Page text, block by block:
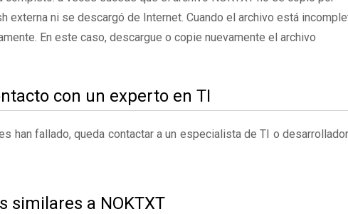
externa ni se descargó de Internet. Cuando el archivo está
En este caso, descargue o copie nuevamente el archivo
con un experto en TI
han fallado, queda contactar a un especialista de TI o
similares a NOKTXT